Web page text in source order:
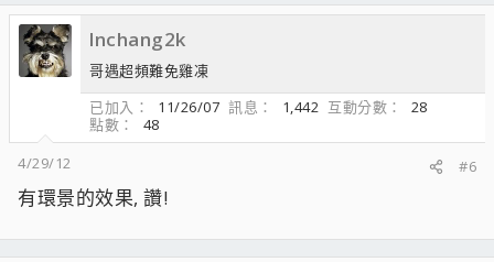
lnchang2k
哥遇超頻難免雞凍
已加入
11/26/07 訊息 1,442 互動分數
28
點數
48
4/29/12
#6
有環景的效果, 讚!